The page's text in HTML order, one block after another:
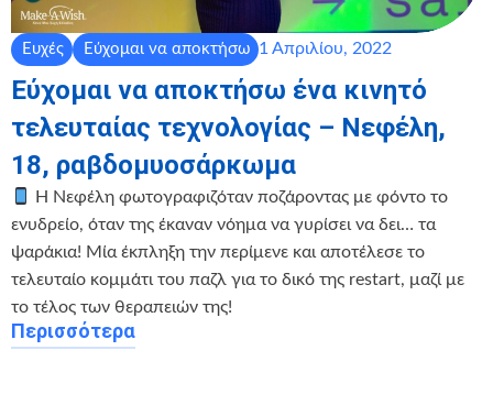
Ευχές Εύχομαι να αποκτήσω 1 Απριλίου, 2022
Εύχομαι να αποκτήσω ένα κινητό
τελευταίας τεχνολογίας – Νεφέλη,
18, ραβδομυοσάρκωμα
Η Νεφέλη φωτογραφιζόταν ποζάροντας με φόντο το
ενυδρείο, όταν της έκαναν νόημα να γυρίσει να δει… τα
ψαράκια! Μία έκπληξη την περίμενε και αποτέλεσε το
τελευταίο κομμάτι του παζλ για το δικό της restart, μαζί με
το τέλος των θεραπειών της!
Περισσότερα